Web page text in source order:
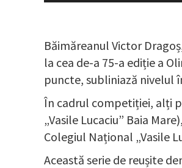
Băimăreanul Victor
la cea de-a 75-a ediție a
puncte, subliniază nivelul
În cadrul competiției, alți
„Vasile Lucaciu” Baia
Colegiul Național „Vasile
Această serie de reușite